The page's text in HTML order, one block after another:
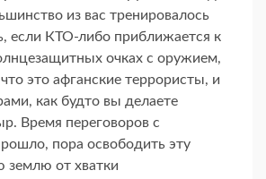
из вас тренировалось
если КТО-либо приближается к
очках с оружием,
это афганские террористы, и
как будто вы делаете
Время переговоров с
пора освободить эту
землю от хватки